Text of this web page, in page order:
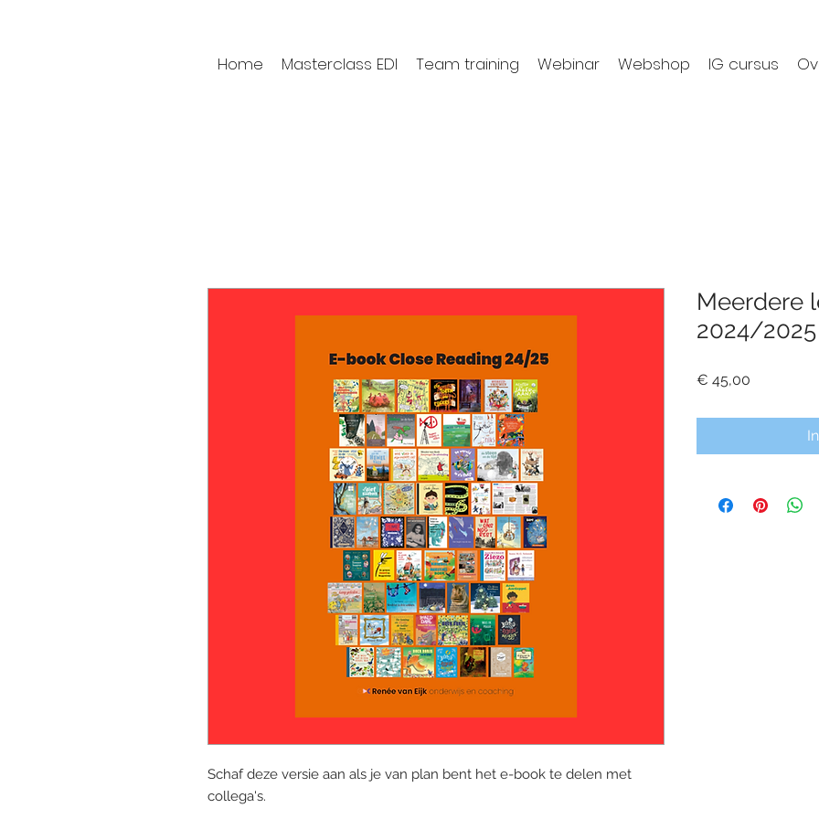
Home Masterclass EDI Team training Webinar Webshop IG cursus
Schaf deze versie aan als je van plan bent het e-book te delen met
collega's.
Meerdere
2024/2025
€ 45,00